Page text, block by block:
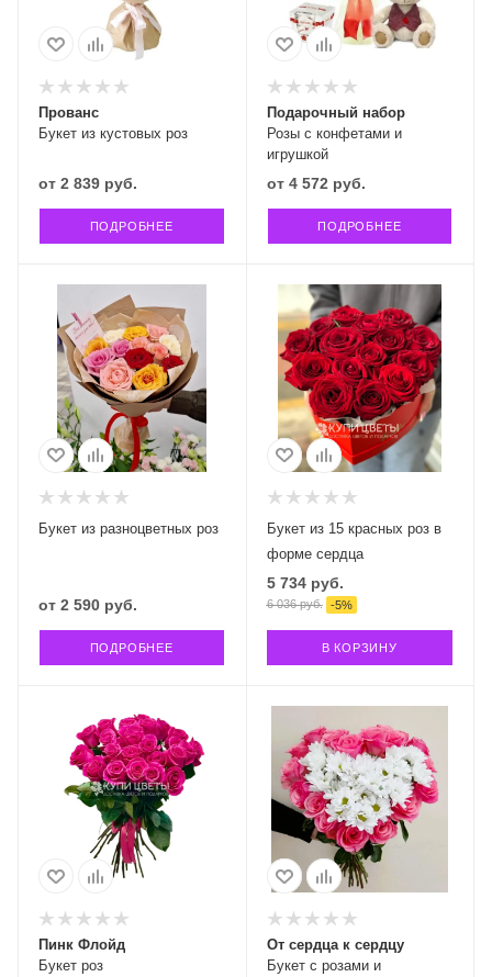
Букет из кустовых роз
Прованс
от 2 839 руб.
ПОДРОБНЕЕ
Розы с конфетами и
игрушкой
Подарочный набор
от 4 572 руб.
ПОДРОБНЕЕ
Букет из разноцветных роз
от 2 590 руб.
ПОДРОБНЕЕ
Букет из 15 красных роз в
форме сердца
5 734руб.
6 036руб. -5%
В КОРЗИНУ
Букет роз
Пинк Флойд
Букет с розами и
От сердца к сердцу